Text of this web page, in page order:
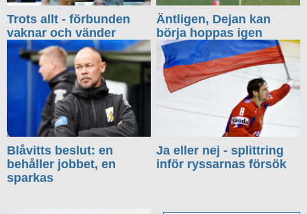
Trots allt - förbunden
vaknar och vänder
Äntligen, Dejan kan
börja hoppas igen
Blåvitts beslut: en
behåller jobbet, en
sparkas
Ja eller nej - splittring
inför ryssarnas försök